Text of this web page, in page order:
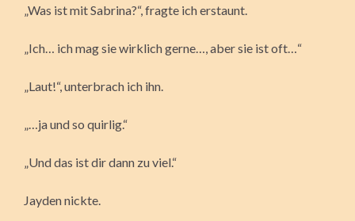
„Was ist mit Sabrina?“, fragte ich erstaunt.
„Ich… ich mag sie wirklich gerne…, aber sie ist oft…“
„Laut!“, unterbrach ich ihn.
„…ja und so quirlig.“
„Und das ist dir dann zu viel.“
Jayden nickte.